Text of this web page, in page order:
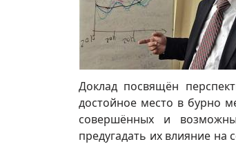
Доклад посвящён
достойное место в бурно
совершённых и
предугадать их влияние на